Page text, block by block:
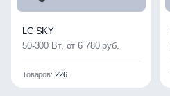
LC SKY
50-300 Вт, от 6 780 руб.
Товаров: 226